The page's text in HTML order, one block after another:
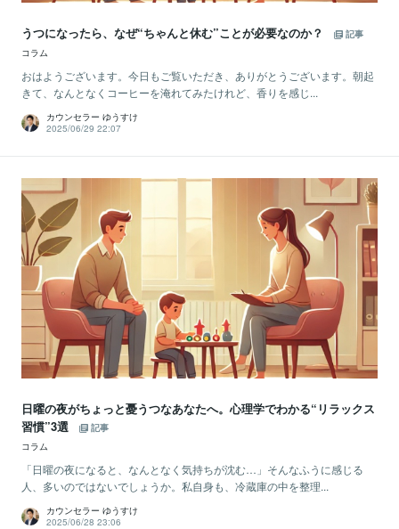
うつになったら、なぜ“ちゃんと休む”ことが必要なのか？
記事
コラム
おはようございます。今日もご覧いただき、ありがとうございます。朝起
きて、なんとなくコーヒーを淹れてみたけれど、香りを感じ...
カウンセラー ゆうすけ
2025/06/29 22:07
日曜の夜がちょっと憂うつなあなたへ。心理学でわかる“リラックス
習慣”3選
記事
コラム
「日曜の夜になると、なんとなく気持ちが沈む…」そんなふうに感じる
人、多いのではないでしょうか。私自身も、冷蔵庫の中を整理...
カウンセラー ゆうすけ
2025/06/28 23:06